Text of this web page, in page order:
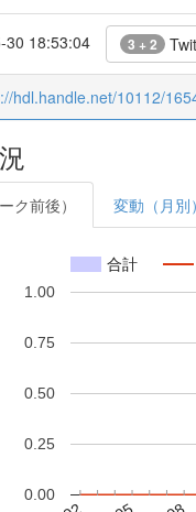
30 18:53:04 3 + 2
hdl.handle.net/10112/
ク前後） 変動（月別）
合計
0.00
0.25
0.50
0.75
1.00